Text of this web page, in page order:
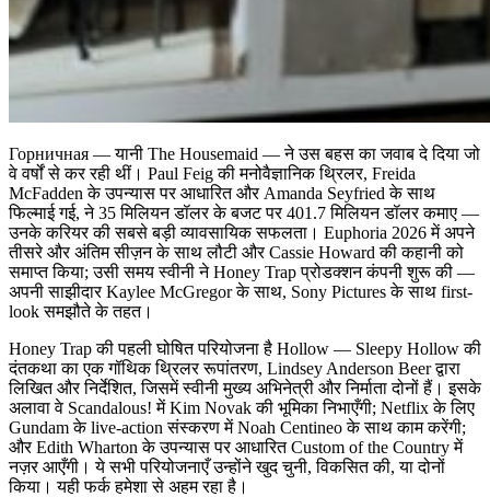
Горничная — यानी The Housemaid — ने उस बहस का जवाब दे दिया जो
वे वर्षों से कर रही थीं। Paul Feig की मनोवैज्ञानिक थ्रिलर, Freida
McFadden के उपन्यास पर आधारित और Amanda Seyfried के साथ
फिल्माई गई, ने 35 मिलियन डॉलर के बजट पर 401.7 मिलियन डॉलर कमाए —
उनके करियर की सबसे बड़ी व्यावसायिक सफलता। Euphoria 2026 में अपने
तीसरे और अंतिम सीज़न के साथ लौटी और Cassie Howard की कहानी को
समाप्त किया; उसी समय स्वीनी ने Honey Trap प्रोडक्शन कंपनी शुरू की —
अपनी साझीदार Kaylee McGregor के साथ, Sony Pictures के साथ first-
look समझौते के तहत।
Honey Trap की पहली घोषित परियोजना है Hollow — Sleepy Hollow की
दंतकथा का एक गॉथिक थ्रिलर रूपांतरण, Lindsey Anderson Beer द्वारा
लिखित और निर्देशित, जिसमें स्वीनी मुख्य अभिनेत्री और निर्माता दोनों हैं। इसके
अलावा वे Scandalous! में Kim Novak की भूमिका निभाएँगी; Netflix के लिए
Gundam के live-action संस्करण में Noah Centineo के साथ काम करेंगी;
और Edith Wharton के उपन्यास पर आधारित Custom of the Country में
नज़र आएँगी। ये सभी परियोजनाएँ उन्होंने खुद चुनी, विकसित की, या दोनों
किया। यही फर्क हमेशा से अहम रहा है।